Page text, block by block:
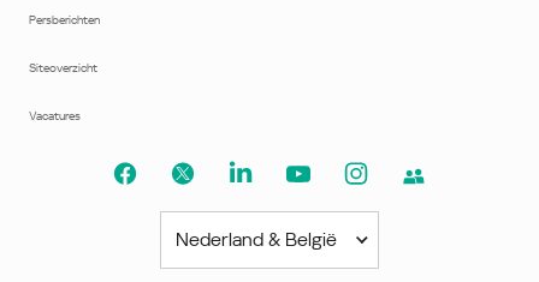
Persberichten
Siteoverzicht
Vacatures
Nederland & België